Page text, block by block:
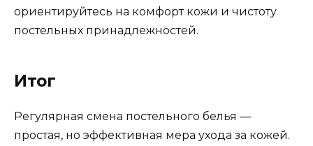
ориентируйтесь на комфорт кожи и чистоту
постельных принадлежностей.
Итог
Регулярная смена постельного белья —
простая, но эффективная мера ухода за кожей.